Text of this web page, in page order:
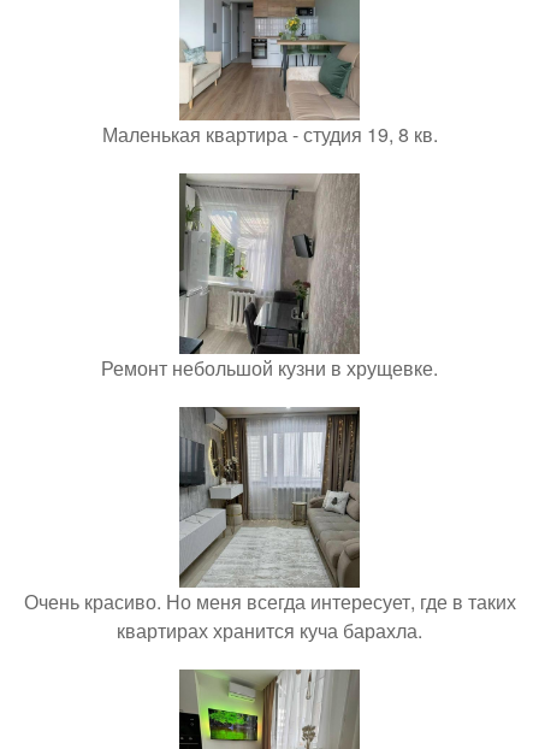
Маленькая квартира - студия 19, 8 кв.
Ремонт небольшой кузни в хрущевке.
Очень красиво. Но меня всегда интересует, где в таких
квартирах хранится куча барахла.